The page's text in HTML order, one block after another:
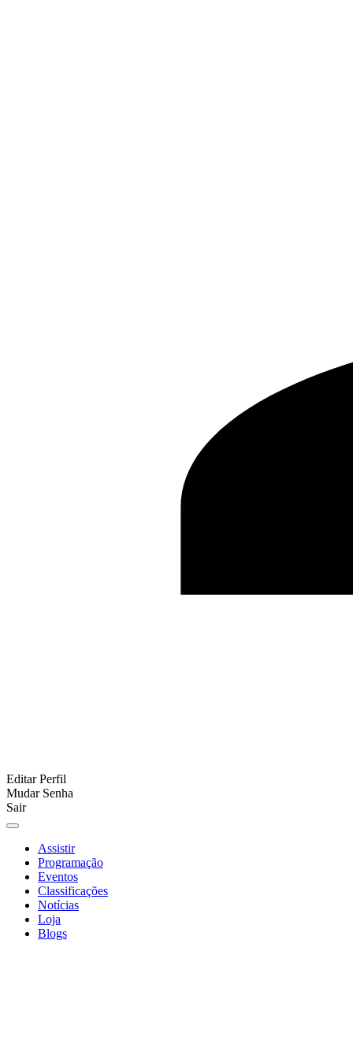
Editar Perfil
Mudar Senha
Sair
Assistir
Programação
Eventos
Classificações
Notícias
Loja
Blogs